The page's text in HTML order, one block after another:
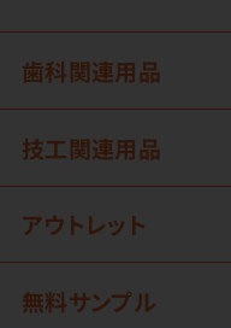
歯科関連用品
技工関連用品
アウトレット
無料サンプル